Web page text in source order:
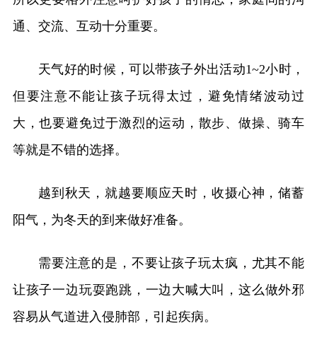
通、交流、互动十分重要。
天气好的时候，可以带孩子外出活动1~2小时，
但要注意不能让孩子玩得太过，避免情绪波动过
大，也要避免过于激烈的运动，散步、做操、骑车
等就是不错的选择。
越到秋天，就越要顺应天时，收摄心神，储蓄
阳气，为冬天的到来做好准备。
需要注意的是，不要让孩子玩太疯，尤其不能
让孩子一边玩耍跑跳，一边大喊大叫，这么做外邪
容易从气道进入侵肺部，引起疾病。